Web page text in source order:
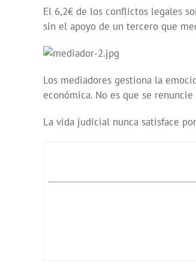
El 6,2€ de los conflictos legales
sin el apoyo de un tercero que
Los mediadores gestiona la
económica. No es que se
La vida judicial nunca satisface